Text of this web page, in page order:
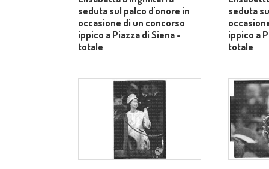
seduta sul palco d'onore in
occasione di un concorso
ippico a Piazza di Siena -
totale
seduta
ippico a
totale